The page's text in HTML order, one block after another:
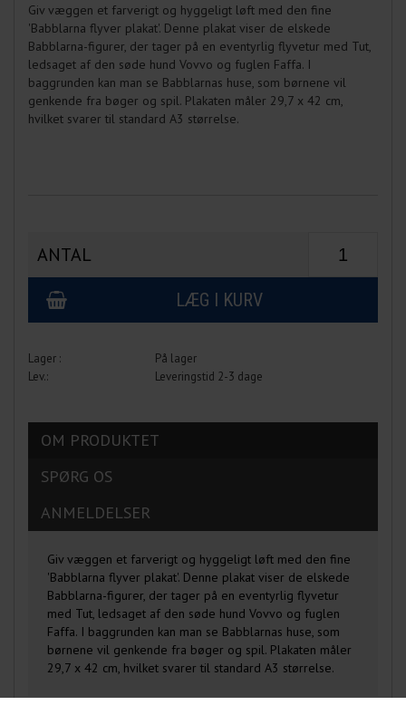
Giv væggen et farverigt og hyggeligt løft med den fine
'Babblarna flyver plakat'. Denne plakat viser de elskede
Babblarna-figurer, der tager på en eventyrlig flyvetur med Tut,
ledsaget af den søde hund Vovvo og fuglen Faffa. I
baggrunden kan man se Babblarnas huse, som børnene vil
genkende fra bøger og spil. Plakaten måler 29,7 x 42 cm,
hvilket svarer til standard A3 størrelse.
ANTAL
På lager
Leveringstid 2-3 dage
OM PRODUKTET
SPØRG OS
ANMELDELSER
Giv væggen et farverigt og hyggeligt løft med den fine
'Babblarna flyver plakat'. Denne plakat viser de elskede
Babblarna-figurer, der tager på en eventyrlig flyvetur
med Tut, ledsaget af den søde hund Vovvo og fuglen
Faffa. I baggrunden kan man se Babblarnas huse, som
børnene vil genkende fra bøger og spil. Plakaten måler
29,7 x 42 cm, hvilket svarer til standard A3 størrelse.